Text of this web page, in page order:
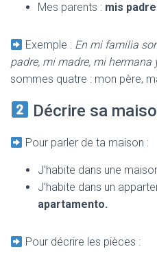
Mes parents : mis
Exemple : En mi familia
padre, mi madre, mi hermana
sommes quatre : mon père,
Décrire sa
Pour parler de ta maison :
J’habite dans une
J’habite dans un
apartamento.
Pour décrire les pièces :